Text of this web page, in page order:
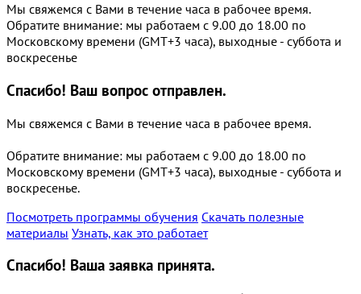
Мы свяжемся с Вами в течение часа в рабочее время.
Обратите внимание: мы работаем с 9.00 до 18.00 по
Московскому времени (GMT+3 часа), выходные - суббота и
воскресенье
Спасибо! Ваш вопрос отправлен.
Мы свяжемся с Вами в течение часа в рабочее время.
Обратите внимание: мы работаем с 9.00 до 18.00 по
Московскому времени (GMT+3 часа), выходные - суббота и
воскресенье.
Посмотреть программы обучения Скачать полезные
материалы Узнать, как это работает
Спасибо! Ваша заявка принята.